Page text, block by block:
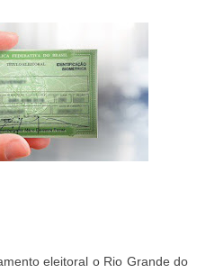
eleitoral o Rio Grande do